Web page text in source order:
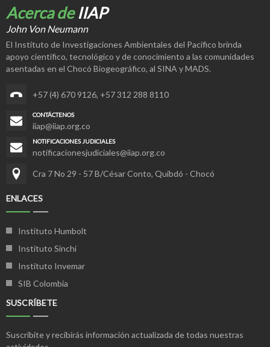
Acerca deIIAP
John Von Neumann
El Instituto de Investigaciones Ambientales del Pacífico brinda
apoyo científico, tecnológico y de conocimiento a las comunidades
asentadas en el Chocó Biogeográfico, al SINA y MADS.
+57 (4) 670 9126, +57 312 288 8110
CONTÁCTENOS
iiap@iiap.org.co
NOTIFICACIONES JUDICIALES
notificacionesjudiciales@iiap.org.co
Cra 7 No 29 - 57 B/César Conto, Quibdó - Chocó
ENLACES
Instituto Humbolt
Instituto Sinchi
Instituto Invemar
SIB Colombia
SUSCRÍBETE
Suscríbite y recibirás información actualizada de todas nuestras